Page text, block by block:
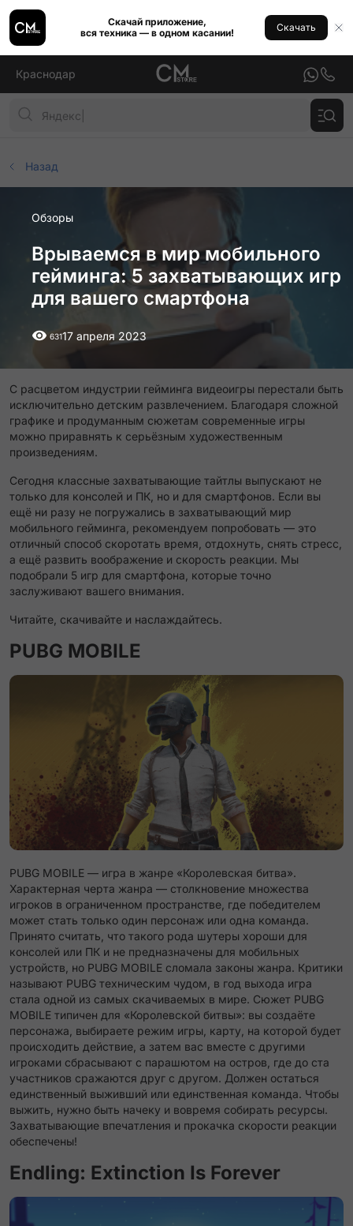
Скачай приложение,
вся техника — в одном касании!
Скачать
Краснодар
Назад
Обзоры
Врываемся в мир мобильного
гейминга: 5 захватывающих игр
для вашего смартфона
63117 апреля 2023
С расцветом индустрии гейминга видеоигры перестали быть
исключительно детским развлечением. Благодаря сложной
графике и продуманным сюжетам современные игры
можно приравнять к серьёзным художественным
произведениям.
Сегодня классные захватывающие тайтлы выпускают не
только для консолей и ПК, но и для смартфонов. Если вы
ещё ни разу не погружались в захватывающий мир
мобильного гейминга, рекомендуем попробовать — это
отличный способ скоротать время, отдохнуть, снять стресс,
а ещё развить воображение и скорость реакции. Мы
подобрали 5 игр для смартфона, которые точно
заслуживают вашего внимания.
Читайте, скачивайте и наслаждайтесь.
PUBG MOBILE
PUBG MOBILE — игра в жанре «Королевская битва».
Характерная черта жанра — столкновение множества
игроков в ограниченном пространстве, где победителем
может стать только один персонаж или одна команда.
Принято считать, что такого рода шутеры хороши для
консолей или ПК и не предназначены для мобильных
устройств, но PUBG MOBILE сломала законы жанра. Критики
называют PUBG техническим чудом, в год выхода игра
стала одной из самых скачиваемых в мире. Сюжет PUBG
MOBILE типичен для «Королевской битвы»: вы создаёте
персонажа, выбираете режим игры, карту, на которой будет
происходить действие, а затем вас вместе с другими
игроками сбрасывают с парашютом на остров, где до ста
участников сражаются друг с другом. Должен остаться
единственный выживший или единственная команда. Чтобы
выжить, нужно быть начеку и вовремя собирать ресурсы.
Захватывающие впечатления и прокачка скорости реакции
обеспечены!
Endling: Extinction Is Forever